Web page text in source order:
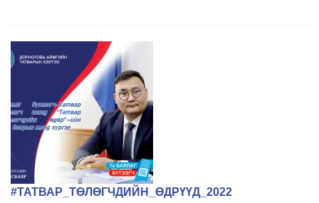
#ТАТВАР_ТӨЛӨГЧДИЙН_ӨДРҮҮД_2022